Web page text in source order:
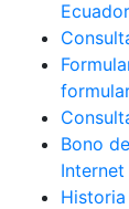
Ecuador
Bono
Internet